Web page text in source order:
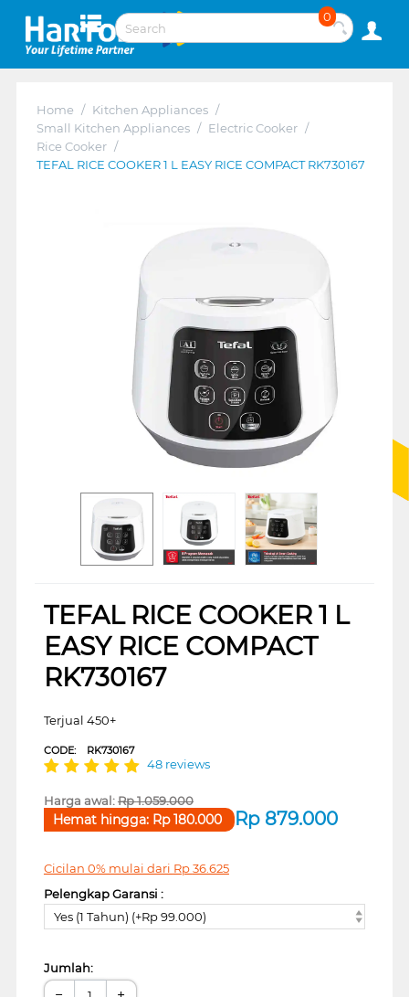
0
Home / Kitchen Appliances /
Small Kitchen Appliances / Electric Cooker /
Rice Cooker /
TEFAL RICE COOKER 1 L EASY RICE COMPACT RK730167
TEFAL RICE COOKER 1 L
EASY RICE COMPACT
RK730167
Terjual 450+
CODE: RK730167
48 reviews
Harga awal:Rp1.059.000
Rp 879.000
Hemat hingga: Rp180.000
Cicilan 0% mulai dari Rp36.625
Pelengkap Garansi :
Yes (1 Tahun) (+Rp 99.000)
Jumlah: